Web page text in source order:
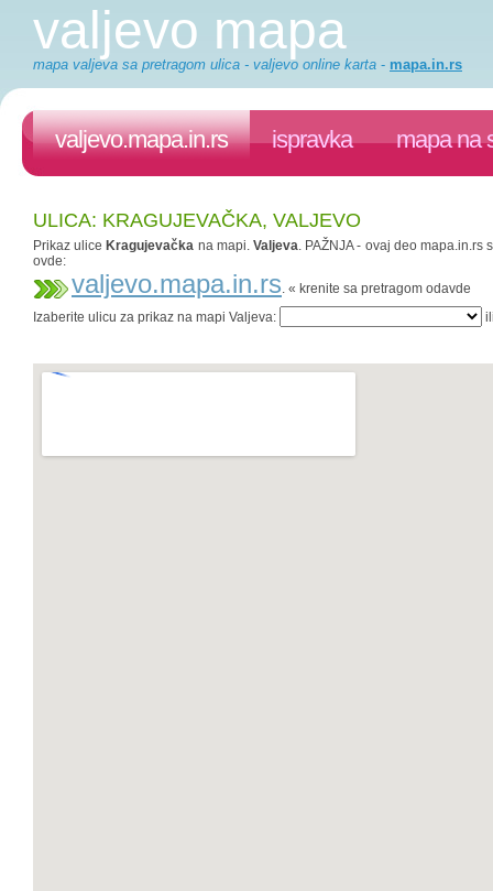
valjevo mapa
mapa valjeva sa pretragom ulica - valjevo online karta - mapa.in.rs
valjevo.mapa.in.rs ispravka mapa na
ULICA: KRAGUJEVAČKA, VALJEVO
Prikaz ulice Kragujevačka na mapi. Valjeva. PAŽNJA - ovaj deo mapa.in.rs
ovde:
valjevo.mapa.in.rs. « krenite sa pretragom odavde
Izaberite ulicu za prikaz na mapi Valjeva: